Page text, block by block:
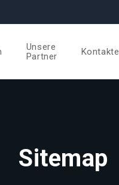
Unsere
Partner
Kontakte
Sitemap